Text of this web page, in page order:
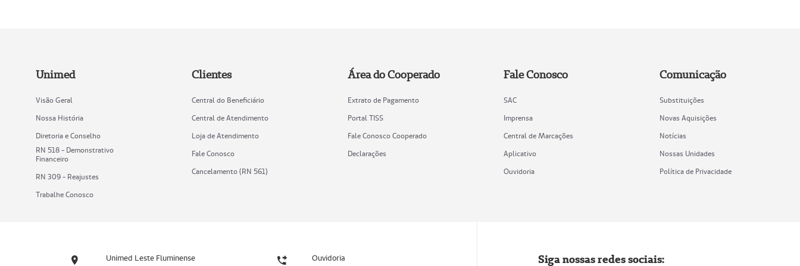
Unimed
Visão Geral
Nossa História
Diretoria e Conselho
RN 518 - Demonstrativo
Financeiro
RN 309 - Reajustes
Trabalhe Conosco
Clientes
Central do Beneficiário
Central de Atendimento
Loja de Atendimento
Fale Conosco
Cancelamento (RN 561)
Área do Cooperado
Extrato de Pagamento
Portal TISS
Fale Conosco Cooperado
Declarações
Fale Conosco
SAC
Imprensa
Central de Marcações
Aplicativo
Ouvidoria
Comunicação
Substituições
Novas Aquisições
Notícias
Nossas Unidades
Política de Privacidade
Unimed Leste Fluminense Ouvidoria Siga nossas redes sociais: